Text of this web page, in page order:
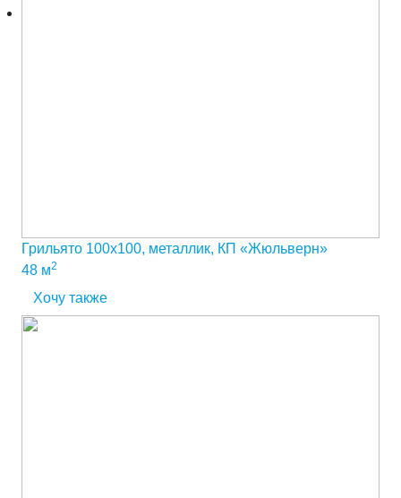
Грильято 100х100, металлик, КП «Жюльверн»
48 м2
Хочу также